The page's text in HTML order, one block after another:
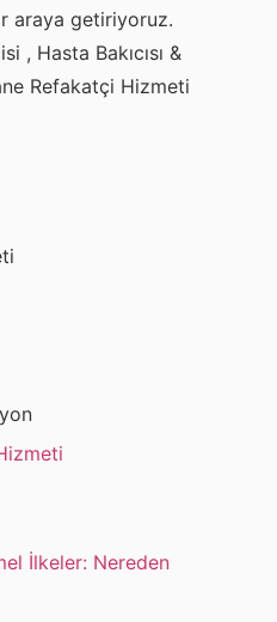
araya getiriyoruz.
, Hasta Bakıcısı &
Refakatçi Hizmeti
İlkeler: Nereden